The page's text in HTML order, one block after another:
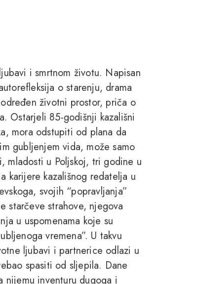
i smrtnom životu. Napisan
o starenju, drama
životni prostor, priča o
Ostarjeli 85-godišnji kazališni
mora odstupiti od plana da
gubljenjem vida, može samo
mladosti u Poljskoj, tri godine u
karijere kazališnog redatelja u
svojih “popravljanja”
starčeve strahove, njegova
u uspomenama koje su
vremena”. U takvu
ljubavi i partnerice odlazi u
spasiti od sljepila. Dane
nijemu inventuru dugoga i